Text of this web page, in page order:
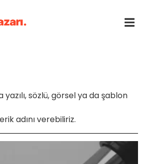
sözlü, görsel ya da şablon
adını verebiliriz.